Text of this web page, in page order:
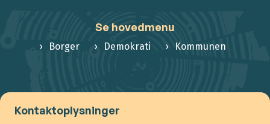
Se hovedmenu
Borger Demokrati Kommunen
Kontaktoplysninger